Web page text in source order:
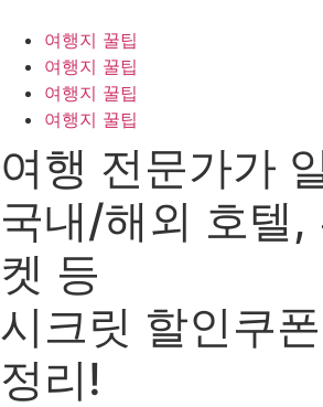
뛰
기
여행지 꿀팁
여행지 꿀팁
여행지 꿀팁
여행지 꿀팁
여행 전문가가
국내/해외 호텔,
켓 등
시크릿 할인쿠
정리!